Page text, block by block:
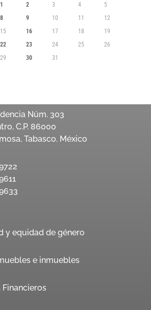
1
2 3 4
5
8 9 10 11
12
15 16 17 18
19
22 23 24 25
26
29 30
31
Núm. 303
C.P. 86000
Tabasco. México
y equidad de género
e inmuebles
Financieros